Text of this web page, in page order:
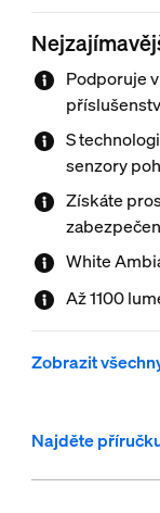
Podporuje
S
senzory
Získáte
White
Až 1100
Zobrazit
Najděte